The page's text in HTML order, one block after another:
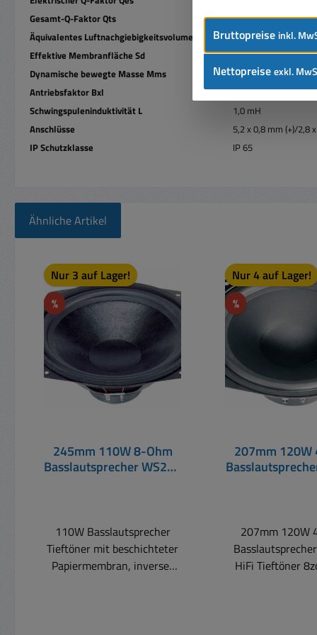
Gesamt-Q-Faktor Qts
1,23
Äquivalentes Luftnachgiebigkeitsvolumen Vas
44 l
Effektive Membranfläche Sd
240 cm²
Dynamische bewegte Masse Mms
21 g
Antriebsfaktor Bxl
5,5 T m
Schwingspuleninduktivität L
1,0 mH
Anschlüsse
5,2 x 0,8 mm (+)/2,8
IP Schutzklasse
IP 65
Ähnliche Artikel
Produktgalerie überspringen
Nur 3 auf Lager!
%Rabatt
245mm 110W 8-Ohm
Basslautsprecher WS25E
110W Basslautsprecher
Tieftöner mit beschichteter
Papiermembran, inverser
Nur 4 auf Lager!
%Rabatt
207mm 120W
207mm 120W
HiFi Tieftöner
Bruttopreise inkl.
Nettopreiseexkl.